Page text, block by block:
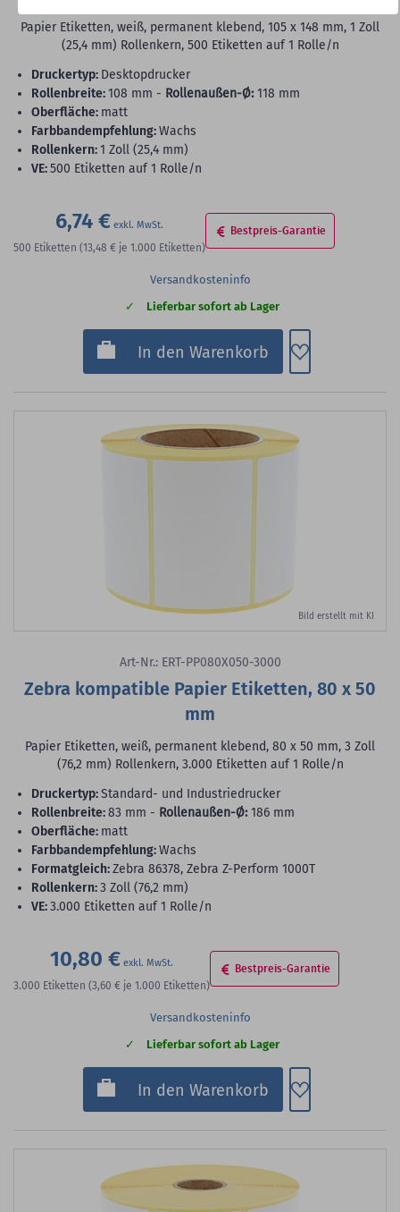
Papier Etiketten, weiß, permanent klebend, 105 x 148 mm, 1 Zoll
(25,4 mm) Rollenkern, 500 Etiketten auf 1 Rolle/n
Druckertyp: Desktopdrucker
Rollenbreite:108 mm - Rollenaußen-Ø: 118 mm
Oberfläche: matt
Farbbandempfehlung:Wachs
Rollenkern:1 Zoll (25,4 mm)
VE:500 Etiketten auf 1 Rolle/n
6,74 €
500 Etiketten (13,48 € je 1.000 Etiketten)
Bestpreis-Garantie
Versandkosteninfo
Lieferbar sofort ab Lager
In den Warenkorb Zum
Bild erstellt mit KI
Art-Nr.: ERT-PP080X050-3000
Zebra kompatible Papier Etiketten, 80 x 50
mm
Papier Etiketten, weiß, permanent klebend, 80 x 50 mm, 3 Zoll
(76,2 mm) Rollenkern, 3.000 Etiketten auf 1 Rolle/n
Druckertyp:Standard- und Industriedrucker
Rollenbreite:83 mm - Rollenaußen-Ø: 186 mm
Oberfläche: matt
Farbbandempfehlung:Wachs
Formatgleich:Zebra 86378, Zebra Z-Perform 1000T
Rollenkern:3 Zoll (76,2 mm)
VE:3.000 Etiketten auf 1 Rolle/n
10,80 €
3.000 Etiketten (3,60 € je 1.000 Etiketten)
Bestpreis-Garantie
Versandkosteninfo
Lieferbar sofort ab Lager
In den Warenkorb Zum